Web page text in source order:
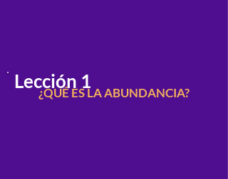
Lección 1
¿QUÉ ES LA ABUNDANCIA?